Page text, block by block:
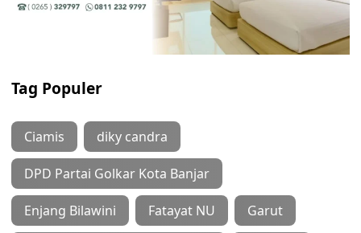
Tag Populer
Ciamis diky candra
DPD Partai Golkar Kota Banjar
Enjang Bilawini Fatayat NU Garut